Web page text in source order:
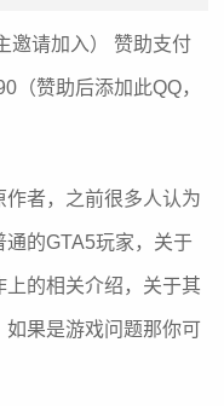
邀请加入） 赞助支付
（赞助后添加此QQ，
者，之前很多人认为
的GTA5玩家，关于
的相关介绍，关于其
果是游戏问题那你可